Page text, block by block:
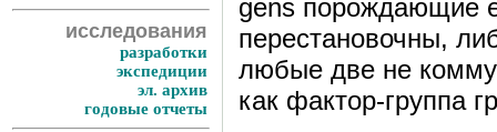
исследования
разработки
экспедиции
эл. архив
годовые отчеты
gens порождающие
перестановочны,
любые две не
как фактор-группа